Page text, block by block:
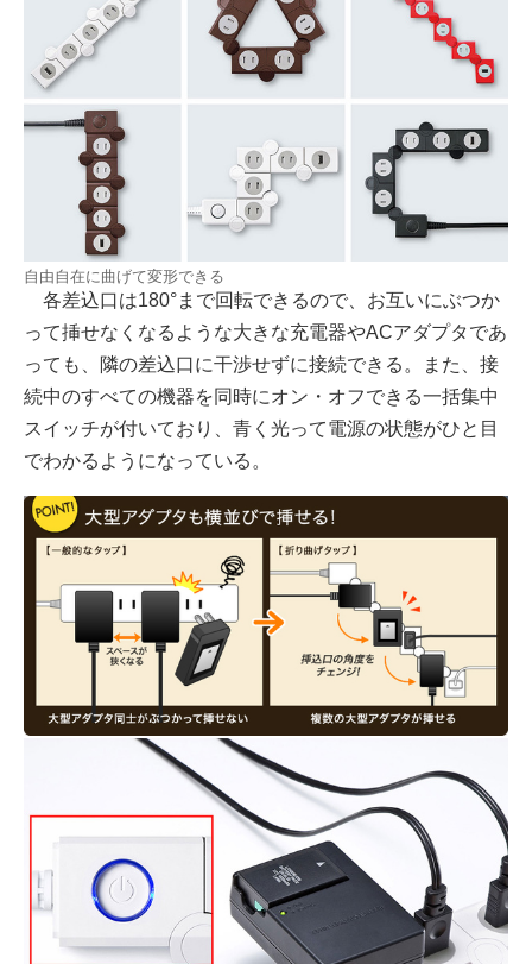
自由自在に曲げて変形できる
各差込口は180°まで回転できるので、お互いにぶつか
って挿せなくなるような大きな充電器やACアダプタであ
っても、隣の差込口に干渉せずに接続できる。また、接
続中のすべての機器を同時にオン・オフできる一括集中
スイッチが付いており、青く光って電源の状態がひと目
でわかるようになっている。